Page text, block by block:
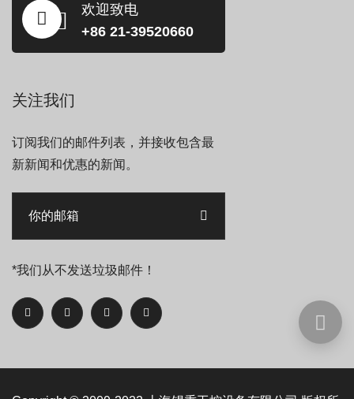
欢迎致电
+86 21-39520660
关注我们
订阅我们的邮件列表，并接收包含最
新新闻和优惠的新闻。
*我们从不发送垃圾邮件！